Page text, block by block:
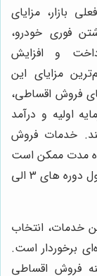
بازار، مزایای
فوری خودرو،
و افزایش
مزایای این
فروش اقساطی،
اولیه و درآمد
خدمات فروش
کوتاه مدت ممکن است
متناسب با سیاست مدیریتی فروشندگان در طول دوره های 3 الی
خدمات، انتخاب
برخوردار است.
فروش اقساطی